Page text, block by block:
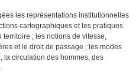
les représentations institutionnelles
cartographiques et les pratiques
territoire ; les notions de vitesse,
et le droit de passage ; les modes
la circulation des hommes, des